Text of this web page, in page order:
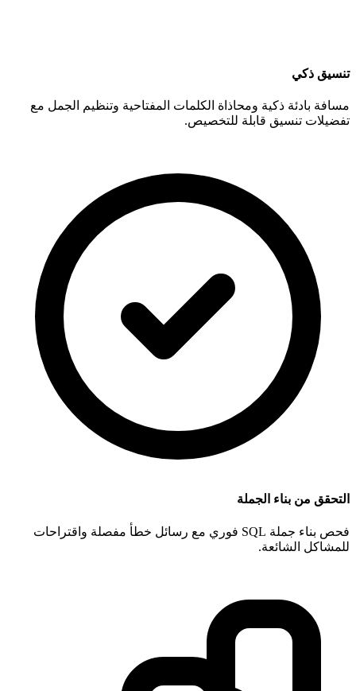
تنسيق ذكي
مسافة بادئة ذكية ومحاذاة الكلمات المفتاحية وتنظيم الجمل مع
تفضيلات تنسيق قابلة للتخصيص.
التحقق من بناء الجملة
فحص بناء جملة SQL فوري مع رسائل خطأ مفصلة واقتراحات
للمشاكل الشائعة.